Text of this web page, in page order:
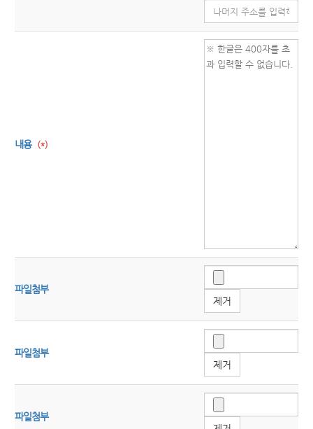
내용 (*)
파일첨부
제거
파일첨부
제거
파일첨부